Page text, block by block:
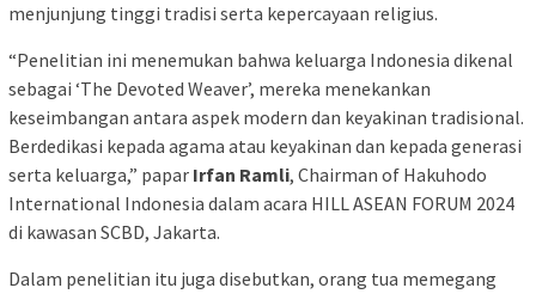
menjunjung tinggi tradisi serta kepercayaan religius.
“Penelitian ini menemukan bahwa keluarga Indonesia dikenal
sebagai ‘The Devoted Weaver’, mereka menekankan
keseimbangan antara aspek modern dan keyakinan tradisional.
Berdedikasi kepada agama atau keyakinan dan kepada generasi
serta keluarga,” papar Irfan Ramli, Chairman of Hakuhodo
International Indonesia dalam acara HILL ASEAN FORUM 2024
di kawasan SCBD, Jakarta.
Dalam penelitian itu juga disebutkan, orang tua memegang